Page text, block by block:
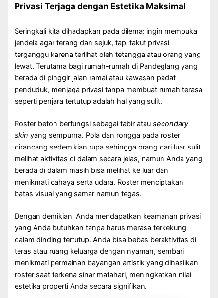
Privasi Terjaga dengan Estetika Maksimal
Seringkali kita dihadapkan pada dilema: ingin membuka
jendela agar terang dan sejuk, tapi takut privasi
terganggu karena terlihat oleh tetangga atau orang yang
lewat. Terutama bagi rumah-rumah di Pandeglang yang
berada di pinggir jalan ramai atau kawasan padat
penduduk, menjaga privasi tanpa membuat rumah terasa
seperti penjara tertutup adalah hal yang sulit.
Roster beton berfungsi sebagai tabir atausecondary
skin yang sempurna. Pola dan rongga pada roster
dirancang sedemikian rupa sehingga orang dari luar sulit
melihat aktivitas di dalam secara jelas, namun Anda yang
berada di dalam masih bisa melihat ke luar dan
menikmati cahaya serta udara. Roster menciptakan
batas visual yang samar namun tegas.
Dengan demikian, Anda mendapatkan keamanan privasi
yang Anda butuhkan tanpa harus merasa terkekung
dalam dinding tertutup. Anda bisa bebas beraktivitas di
teras atau ruang keluarga dengan nyaman, sembari
menikmati permainan bayangan artistik yang dihasilkan
roster saat terkena sinar matahari, meningkatkan nilai
estetika properti Anda secara signifikan.